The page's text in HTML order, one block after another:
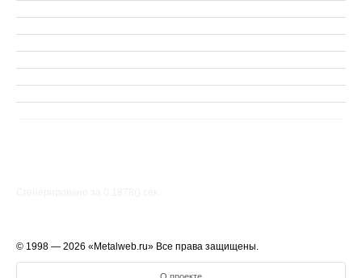
© 1998 — 2026 «Metalweb.ru» Все права защищены.